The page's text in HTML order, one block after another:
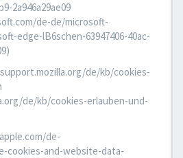
2a946a29ae09
de-de/microsoft-
edge-lB6schen-63947406-40ac-
de/kb/cookies-
de/kb/cookies-erlauben-und-
de-
cookies-and-website-data-